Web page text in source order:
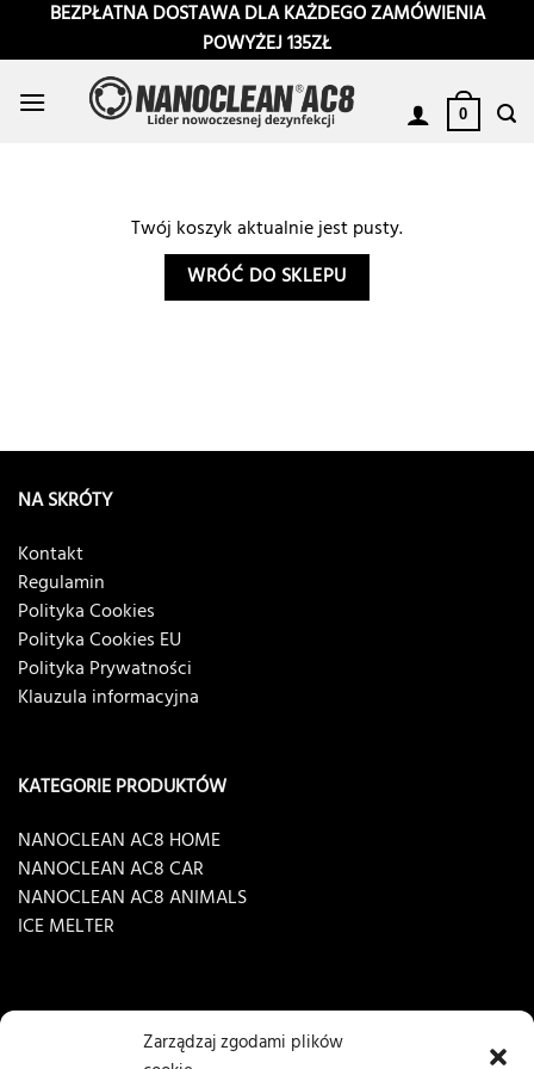
Zarządzaj zgodami plików
PrzewińBEZPŁATNA DOSTAWA DLA KAŻDEGO ZAMÓWIENIA
POWYŻEJ 135ZŁ
0
Twój koszyk aktualnie jest pusty.
WRÓĆ DO SKLEPU
NA SKRÓTY
Kontakt
Regulamin
Polityka Cookies
Polityka Cookies EU
Polityka Prywatności
Klauzula informacyjna
KATEGORIE PRODUKTÓW
NANOCLEAN AC8 HOME
NANOCLEAN AC8 CAR
NANOCLEAN AC8 ANIMALS
ICE MELTER